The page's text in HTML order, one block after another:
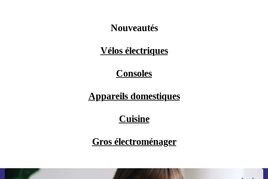
Nouveautés
Vélos électriques
Consoles
Appareils domestiques
Cuisine
Gros électroménager